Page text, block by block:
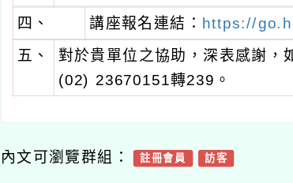
四、
講座報名連結： https://
五、
對於貴單位之協助，深表感謝，
(02) 23670151轉239。
內文可瀏覽群組： 註冊會員 訪客